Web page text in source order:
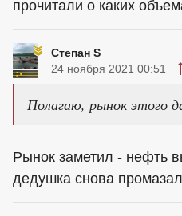
прочитали о каких
Степан S
24 ноября 2021 00:51
Полагаю, рынок этого
Рынок заметил - нефть
дедушка снова